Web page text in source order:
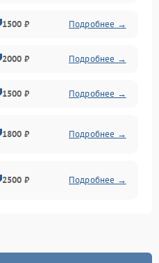
1500 ₽ Подробнее →
2000 ₽ Подробнее →
1500 ₽ Подробнее →
1800 ₽ Подробнее →
2500 ₽ Подробнее →
2200 ₽ Подробнее →